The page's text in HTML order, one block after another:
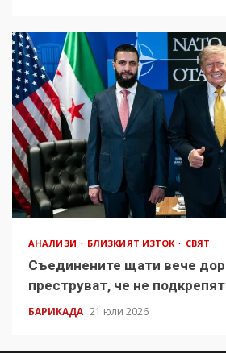
АНАЛИЗИ БЛИЗКИЯТ ИЗТОК СВЯТ
Съединените щати вече
преструват, че не
БАРИКАДА 21 юли 2026